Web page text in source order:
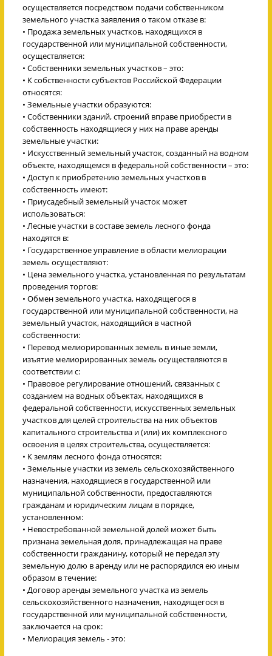
осуществляется посредством подачи собственником
земельного участка заявления о таком отказе в:
• Продажа земельных участков, находящихся в
государственной или муниципальной собственности,
осуществляется:
• Собственники земельных участков – это:
• К собственности субъектов Российской Федерации
относятся:
• Земельные участки образуются:
• Собственники зданий, строений вправе приобрести в
собственность находящиеся у них на праве аренды
земельные участки:
• Искусственный земельный участок, созданный на водном
объекте, находящемся в федеральной собственности – это:
• Доступ к приобретению земельных участков в
собственность имеют:
• Приусадебный земельный участок может
использоваться:
• Лесные участки в составе земель лесного фонда
находятся в:
• Государственное управление в области мелиорации
земель осуществляют:
• Цена земельного участка, установленная по результатам
проведения торгов:
• Обмен земельного участка, находящегося в
государственной или муниципальной собственности, на
земельный участок, находящийся в частной
собственности:
• Перевод мелиорированных земель в иные земли,
изъятие мелиорированных земель осуществляются в
соответствии с:
• Правовое регулирование отношений, связанных с
созданием на водных объектах, находящихся в
федеральной собственности, искусственных земельных
участков для целей строительства на них объектов
капитального строительства и (или) их комплексного
освоения в целях строительства, осуществляется:
• К землям лесного фонда относятся:
• Земельные участки из земель сельскохозяйственного
назначения, находящиеся в государственной или
муниципальной собственности, предоставляются
гражданам и юридическим лицам в порядке,
установленном:
• Невостребованной земельной долей может быть
признана земельная доля, принадлежащая на праве
собственности гражданину, который не передал эту
земельную долю в аренду или не распорядился ею иным
образом в течение:
• Договор аренды земельного участка из земель
сельскохозяйственного назначения, находящегося в
государственной или муниципальной собственности,
заключается на срок:
• Мелиорация земель - это: